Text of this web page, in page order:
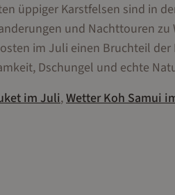
üppiger Karstfelsen sind in
und Nachttouren
im Juli einen Bruchteil
Dschungel und echte
imJuli,WetterKoh Samui